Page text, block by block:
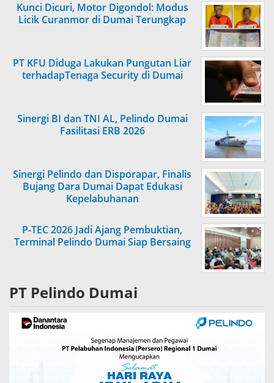
Kunci Dicuri, Motor Digondol: Modus
Licik Curanmor di Dumai Terungkap
PT KFU Diduga Lakukan Pungutan Liar
terhadapTenaga Security di Dumai
Sinergi BI dan TNI AL, Pelindo Dumai
Fasilitasi ERB 2026
Sinergi Pelindo dan Disporapar, Finalis
Bujang Dara Dumai Dapat Edukasi
Kepelabuhanan
P-TEC 2026 Jadi Ajang Pembuktian,
Terminal Pelindo Dumai Siap Bersaing
PT Pelindo Dumai